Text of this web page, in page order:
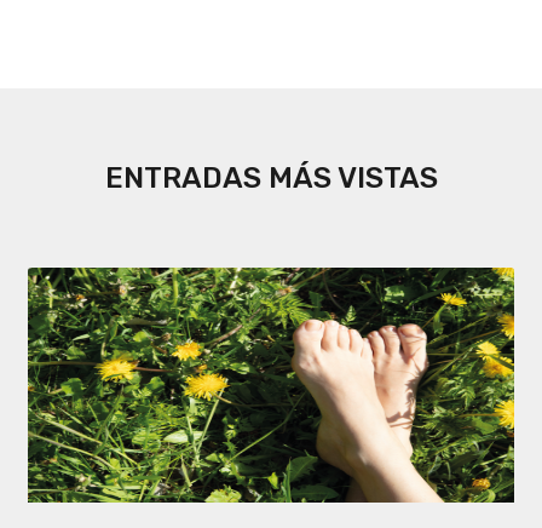
ENTRADAS MÁS VISTAS